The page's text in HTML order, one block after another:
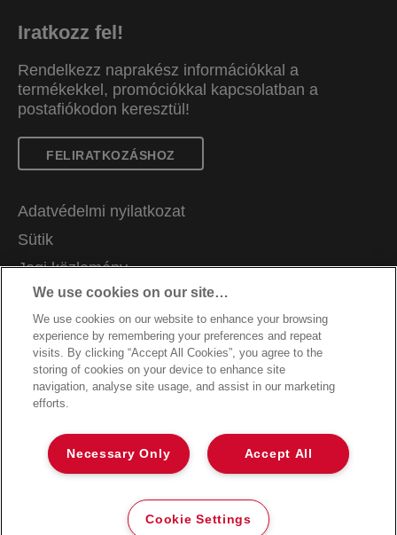
Iratkozz fel!
Rendelkezz naprakész információkkal a
termékekkel, promóciókkal kapcsolatban a
postafiókodon keresztül!
FELIRATKOZÁSHOZ
Adatvédelmi nyilatkozat
Sütik
Jogi közlemény
Impresszum
Adataim kezelése
Ügyfélszolgálat
Jótállási feltételek
Packaging Recycling Guidance
Megfelelőségi nyilatkozatok
Oldaltérkép
©2026 ACCO Brands
We use cookies on our site…
We use cookies on our website to enhance your browsing
experience by remembering your preferences and repeat
visits. By clicking “Accept All Cookies”, you agree to the
storing of cookies on your device to enhance site
navigation, analyse site usage, and assist in our marketing
efforts.
Accept All
Necessary Only
Cookie Settings